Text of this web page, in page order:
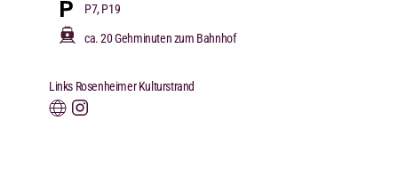
P7, P19
ca. 20 Gehminuten zum Bahnhof
Links Rosenheimer Kulturstrand